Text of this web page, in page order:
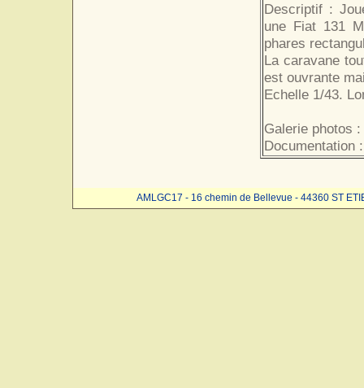
Descriptif :
une Fiat 131
phares
La caravane
est ouvrante
Echelle 1/43.
Galerie photos :
Documentation :
AMLGC17 - 16 chemin de Bellevue - 44360 ST